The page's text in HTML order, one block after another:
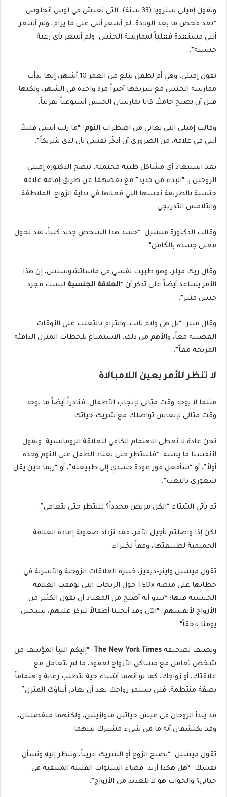
وتقول إميلي سترويا (33 سنة)، التي تعيش في لوس أنجلوس:
“بعد فحص ما بعد الولادة، لم أشعر أنني على ما يرام، ولم أشعر
أنني مستعدة فعلياً لممارسة الجنس. ولم أشعر بأي رغبة
جنسية”.
تقول إميلي، وهي أم لطفل يبلغ من العمر 10 أشهر، إنها بدأت
ممارسة الجنس مع شريكها أخيراً مرة واحدة في الشهر، ولكنها
قبل أن تصبح حاملاً، كانا يمارسان الجنس أسبوعياً تقريباً.
وقالت إميلي التي تعاني من اضطراب النوم: “ما زلت أنسى قليلاً
أنني في علاقة، من الضروري أن أذكّر نفسي بأن لدي شريكاً”.
بعد استبعاد أي مشاكل طبية محتملة، تنصح الدكتورة إميلي
الزوجين بـ “البدء من جديد” مع بعضهما عن طريق إقامة علاقة
جنسية بالطريقة نفسها التي فعلاها في بداية الزواج: الملاطفة،
والتلامس التدريجي.
وقالت الدكتورة ميشيل: “جسد هذا الشخص جديد كلياً، لقد تحول
معنى جسده بالكامل”.
وقال ريك ميلر، وهو طبيب نفسي في ماساتشوستس، إن هذا
الأمر يساعد أيضاً على تذكر أن “العلاقة الجنسية ليست مجرد
جنس مثير”.
وقال ميلر: “بل هي ولاء ثابت، والتزام بالتغلب على الأوقات
العصيبة معاً، والأهم من ذلك، الاستمتاع بلحظات المنزل الدافئة
المريحة معاً”.
لا تنظر للأمر بعين اللامبالاة
مثلما لا يوجد وقت مثالي لإنجاب الأطفال، فنادراً أيضاً ما يوجد
وقت مثالي لإنعاش تواصلك مع شريك حياتك.
نحن عادة لا نعطي الاهتمام الكافي للعلاقة الرومانسية: ونقول
لأنفسنا ما يشبه: “فلننتظر حتى يعتاد الطفل على النوم وحده
أولاً”، أو “سأفعل فور عودة جسدي إلى طبيعته”، أو “ربما حين يقل
شعوري بالتعب”.
ثم يأتي الشتاء “الكل مريض مجدداً؟ لننتظر حتى نتعافى”.
لكن إذا واصلتم تأجيل الأمر، فقد تزداد صعوبة إعادة العلاقة
الحميمية لطبيعتها، وفقاً لخبراء.
تقول ميشيل واينر-ديفيز، خبيرة العلاقات الزوجية والأسرية في
خطابها على منصة TEDx حول الزيجات التي توقفت العلاقة
الجنسية فيها: “يبدو أنه أصبح من المعتاد أن يقول الكثير من
الأزواج لأنفسهم: “الآن وقد أنجبنا أطفالاً لنركز عليهم، سيحين
يومنا لاحقاً”.
وتضيف لصحيفة The New York Times : “إليكم النبأ المؤسف من
شخص تعامل مع مشاكل الأزواج لعقود، ما لم تتعامل مع
علاقتك، أو زواجك، كما لو أنهما أشياء حية تتطلب رعاية واهتماماً
بصفة منتظمة، فلن يستمر زواجك بعد أن يغادر أبناؤك المنزل”.
قد يبدأ الزوجان في عيش حياتين متوازيتين، ولكنهما منفصلتان،
وقد يكتشفان أنه ما من شيء مشترك بينهما.
تقول ميشيل: “يصبح الزوج أو الشريك غريباً، وتنظر إليه وتسأل
نفسك: “هل هكذا أريد قضاء السنوات القليلة المتبقية في
حياتي؟ والجواب هو لا للعديد من الأزواج”.